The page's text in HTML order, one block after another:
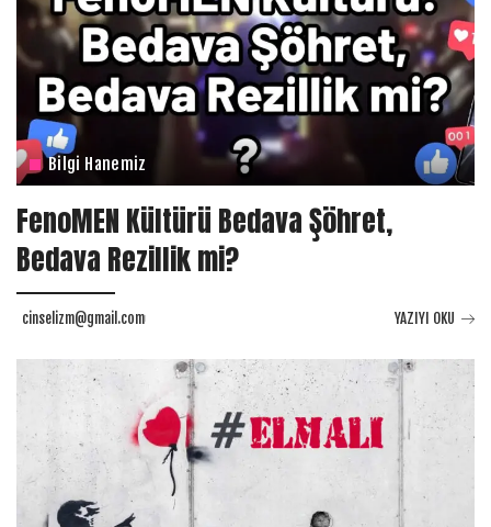
Bilgi Hanemiz
FenoMEN Kültürü Bedava Şöhret,
Bedava Rezillik mi?
cinselizm@gmail.com YAZIYI OKU